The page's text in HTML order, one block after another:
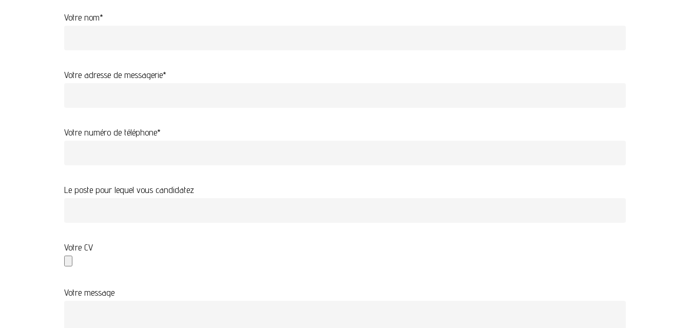
Votre nom*
Votre adresse de messagerie*
Votre numéro de téléphone*
Le poste pour lequel vous candidatez
Votre CV
Votre message